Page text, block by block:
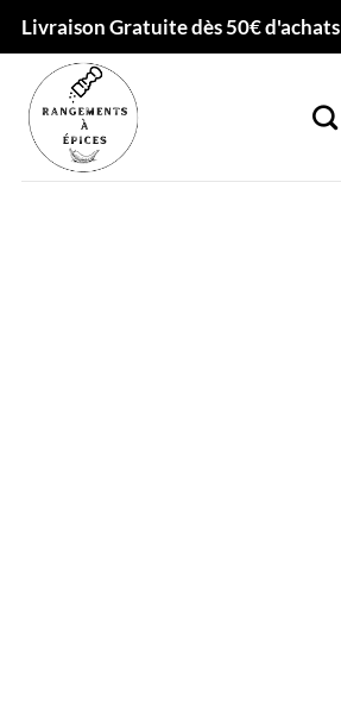
Livraison Gratuite dès 50€ d'achats